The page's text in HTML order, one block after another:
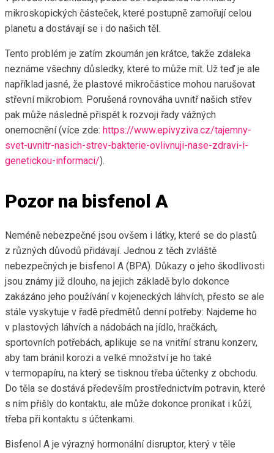
mikroskopických částeček, které postupně zamořují celou
planetu a dostávají se i do našich těl.
Tento problém je zatím zkoumán jen krátce, takže zdaleka
neznáme všechny důsledky, které to může mít. Už teď je ale
například jasné, že plastové mikročástice mohou narušovat
střevní mikrobiom. Porušená rovnováha uvnitř našich střev
pak může následně přispět k rozvoji řady vážných
onemocnění (více zde: https://www.epivyziva.cz/tajemny-
svet-uvnitr-nasich-strev-bakterie-ovlivnuji-nase-zdravi-i-
genetickou-informaci/).
Pozor na bisfenol A
Neméně nebezpečné jsou ovšem i látky, které se do plastů
z různých důvodů přidávají. Jednou z těch zvláště
nebezpečných je bisfenol A (BPA). Důkazy o jeho škodlivosti
jsou známy již dlouho, na jejich základě bylo dokonce
zakázáno jeho používání v kojeneckých láhvích, přesto se ale
stále vyskytuje v řadě předmětů denní potřeby: Najdeme ho
v plastových láhvích a nádobách na jídlo, hračkách,
sportovních potřebách, aplikuje se na vnitřní stranu konzerv,
aby tam bránil korozi a velké množství je ho také
v termopapíru, na který se tisknou třeba účtenky z obchodu.
Do těla se dostává především prostřednictvím potravin, které
s ním přišly do kontaktu, ale může dokonce pronikat i kůží,
třeba při kontaktu s účtenkami.
Bisfenol A je výrazný hormonální disruptor, který v těle